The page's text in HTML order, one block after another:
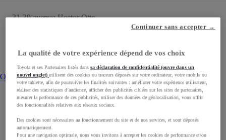
31-39 avenue Hector Otto
Calculez votre itinéraire Opens in new window
Opens in new window
La qualité de votre expérience dépend de vos choix
Toyota et ses Partenaires listés danssa déclaration de confidentialité (ouvre dans un
nouvel onglet)utilisent des cookies ou traceurs déposés sur votre ordinateur, votre mobile ou
votre tablette, afin de poursuivre les finalités suivantes : améliorer votre expérience utilisateur,
réaliser des statistiques d’audience, afficher des publicités ciblées sur les sites de partenaires,
mesurer la performance de ces publicités, utiliser des données de géolocalisation, vous offrir
des fonctionnalités relatives aux réseaux sociaux.
Des cookies sont nécessaires au fonctionnement du site et de nos services, et sont déposés
automatiquement.
Pour une navigation optimale, nous vous invitons à accepter les cookies de performance et/ou
Continuer sans accepter →